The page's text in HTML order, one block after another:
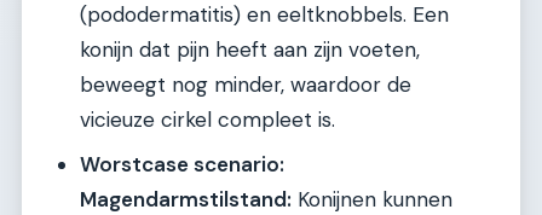
(pododermatitis) en eeltknobbels. Een
konijn dat pijn heeft aan zijn voeten,
beweegt nog minder, waardoor de
vicieuze cirkel compleet is.
Worstcase scenario:
Magendarmstilstand: Konijnen kunnen